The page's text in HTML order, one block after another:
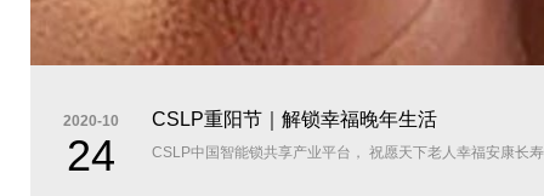
CSLP重阳节｜解锁幸福晚年生活
2020-10
24 CSLP中国智能锁共享产业平台， 祝愿天下老人幸福安康长